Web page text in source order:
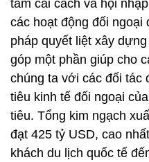
tâm cải cách và hội
các hoạt động đối ngoại
pháp quyết liệt xây
góp một phần giúp cho
chúng ta với các đối
tiêu kinh tế đối ngoại
tiêu. Tổng kim ngạch
đạt 425 tỷ USD, cao
khách du lịch quốc tế